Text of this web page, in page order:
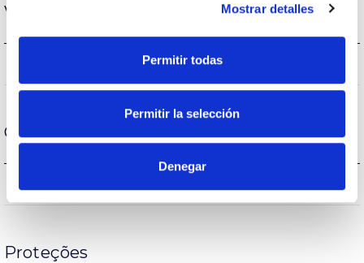
Mostrar detalles
Permitir todas
Permitir la selección
Denegar
Vida
(L70B50>)50.000h
Condição de funcionamento
Proteções